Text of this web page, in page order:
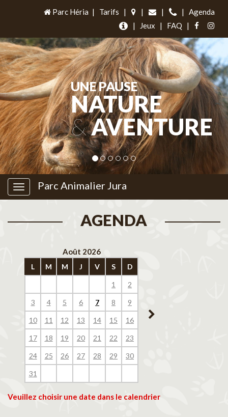
Parc Héria | Tarifs | | | |
Agenda
|
Jeux | FAQ |
UNE PAUSE
NATURE
&AVENTURE
Parc Animalier Jura
AGENDA
Août 2026
L M M J V S D
1 2
3 4 5 6 7 8 9
10 11 12 13 14 15 16
17 18 19 20 21 22 23
24 25 26 27 28 29 30
31
14
Veuillez choisir une date dans le calendrier